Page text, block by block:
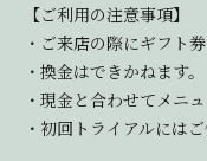
【ご利用の注意事項】
・ご来店の際にギフト
・換金はできかねます。
・現金と合わせてメニ
・初回トライアルには